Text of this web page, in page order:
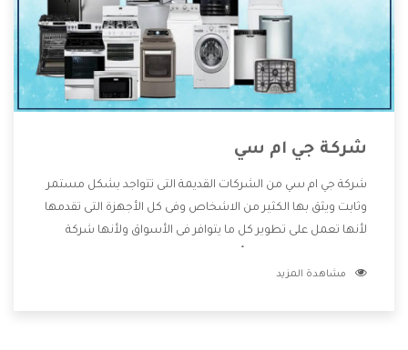
شركة جي ام سي
شركة جي ام سي من الشركات القديمة التى تتواجد بشكل مستمر
وثابت ويثق بها الكثير من الاشخاص وفى كل الأجهزة التى تقدمها
لأنها تعمل على تطوير كل ما يتوافر فى الأسواق ولأنها شركة
وتقدم للعملاء أقوى العروض والخصومات التى تسهل على
مشاهدة المزيد